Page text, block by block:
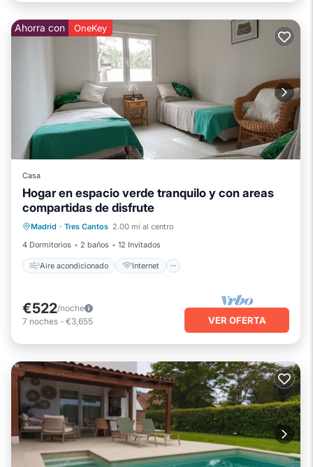
Ahorra con OneKey
Casa
Hogar en espacio verde tranquilo y con areas
compartidas de disfrute
Madrid · Tres Cantos 2.00 mi al centro
4 Dormitorios
2 baños 12 Invitados
Aire acondicionado Internet
Aire acondicionado
Apto para niños
Lavandería
€522/noche
7 noches - €3,655 VER OFERTA